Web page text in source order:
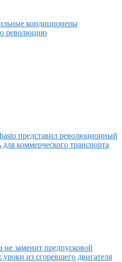
кондиционеры
революцию
представил революционный
коммерческого транспорта
заменит предпусковой
уроки из сгоревшего двигателя